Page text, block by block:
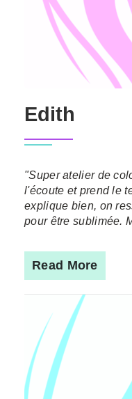
Edith
"Super atelier de
l'écoute et prend le
explique bien, on
pour être sublimée.
Read More